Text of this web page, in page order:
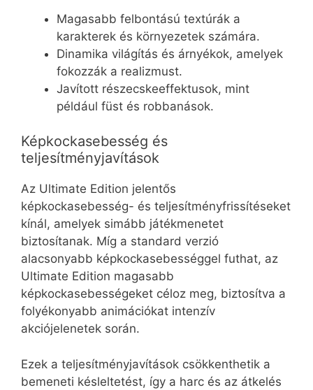
Magasabb felbontású textúrák a
karakterek és környezetek számára.
Dinamika világítás és árnyékok, amelyek
fokozzák a realizmust.
Javított részecskeeffektusok, mint
például füst és robbanások.
Képkockasebesség és
teljesítményjavítások
Az Ultimate Edition jelentős
képkockasebesség- és teljesítményfrissítéseket
kínál, amelyek simább játékmenetet
biztosítanak. Míg a standard verzió
alacsonyabb képkockasebességgel futhat, az
Ultimate Edition magasabb
képkockasebességeket céloz meg, biztosítva a
folyékonyabb animációkat intenzív
akciójelenetek során.
Ezek a teljesítményjavítások csökkenthetik a
bemeneti késleltetést, így a harc és az átkelés